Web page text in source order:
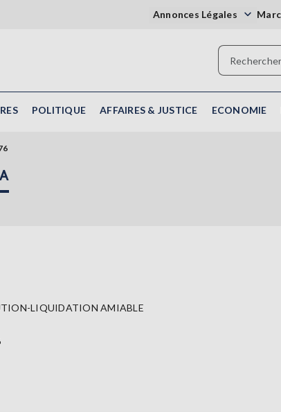
Annonces Légales
POLITIQUE AFFAIRES & JUSTICE ECONOMIE
LIQUIDATION AMIABLE